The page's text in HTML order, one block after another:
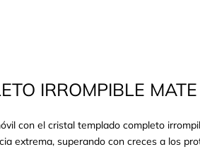
IRROMPIBLE MATE
con el cristal templado completo
extrema, superando con creces a los